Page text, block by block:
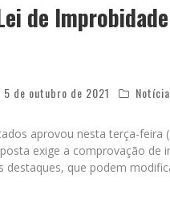
de
5 de outubro de 2021
aprovou nesta terça-
exige a comprovação de
destaques, que podem